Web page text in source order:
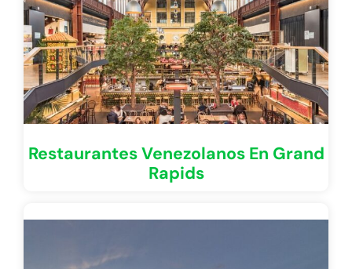
Restaurantes Venezolanos En Grand
Rapids